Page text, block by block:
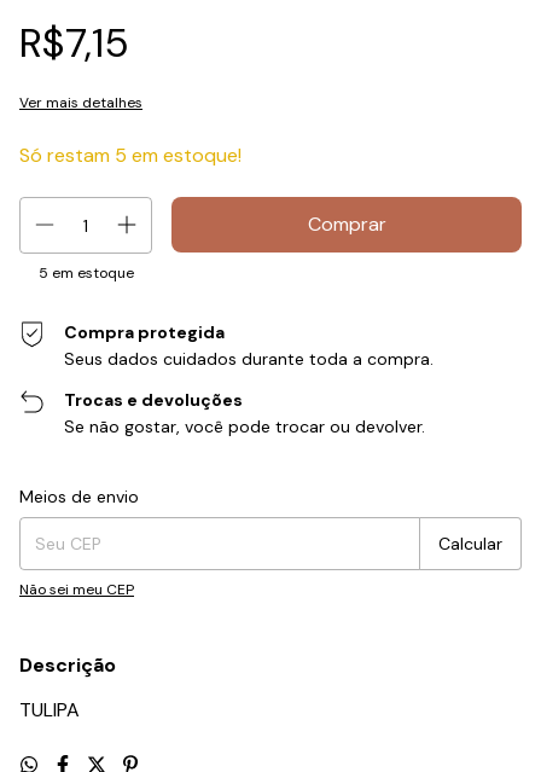
R$7,15
Ver mais detalhes
Só restam 5 em estoque!
5 em estoque
Compra protegida
Seus dados cuidados durante toda a compra.
Trocas e devoluções
Se não gostar, você pode trocar ou devolver.
Entregas para o CEP:
Meios de envio
Calcular
Não sei meu CEP
Descrição
TULIPA